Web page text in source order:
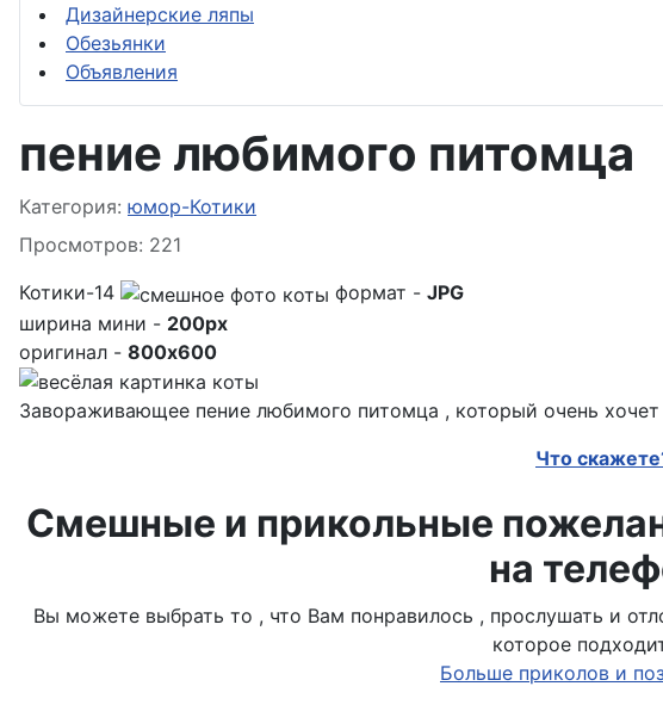
Дизайнерские ляпы
Обезьянки
Объявления
пение любимого питомца
Информация о материале
Категория: юмор-Котики
Просмотров: 221
Котики-14
формат - JPG
ширина мини - 200px
оригинал - 800x600
Завораживающее пение любимого питомца , который очень
Что
Смешные и прикольные
на
Вы можете выбрать то , что Вам понравилось , прослушать и
которое
Больше приколов и